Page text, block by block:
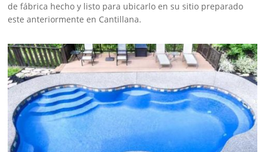
de fábrica hecho y listo para ubicarlo en su sitio preparado
este anteriormente en Cantillana.